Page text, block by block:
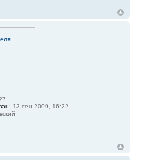
13 сен 2009, 16:22